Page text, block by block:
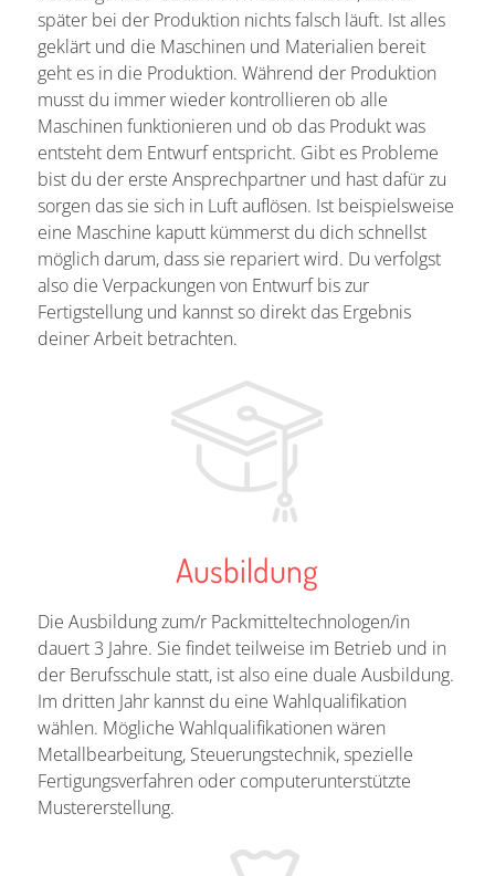
später bei der Produktion nichts falsch läuft. Ist alles
geklärt und die Maschinen und Materialien bereit
geht es in die Produktion. Während der Produktion
musst du immer wieder kontrollieren ob alle
Maschinen funktionieren und ob das Produkt was
entsteht dem Entwurf entspricht. Gibt es Probleme
bist du der erste Ansprechpartner und hast dafür zu
sorgen das sie sich in Luft auflösen. Ist beispielsweise
eine Maschine kaputt kümmerst du dich schnellst
möglich darum, dass sie repariert wird. Du verfolgst
also die Verpackungen von Entwurf bis zur
Fertigstellung und kannst so direkt das Ergebnis
deiner Arbeit betrachten.
Ausbildung
Die Ausbildung zum/r Packmitteltechnologen/in
dauert 3 Jahre. Sie findet teilweise im Betrieb und in
der Berufsschule statt, ist also eine duale Ausbildung.
Im dritten Jahr kannst du eine Wahlqualifikation
wählen. Mögliche Wahlqualifikationen wären
Metallbearbeitung, Steuerungstechnik, spezielle
Fertigungsverfahren oder computerunterstützte
Mustererstellung.